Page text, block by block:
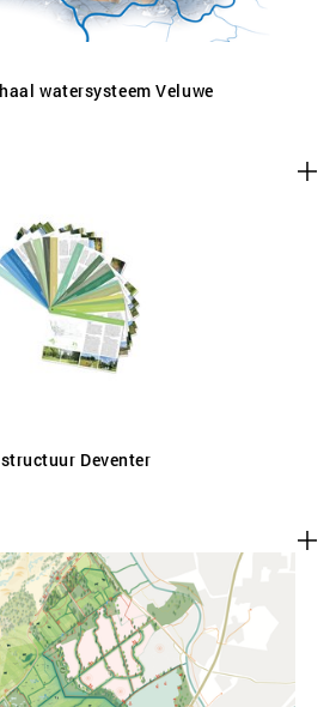
watersysteem Veluwe
Deventer